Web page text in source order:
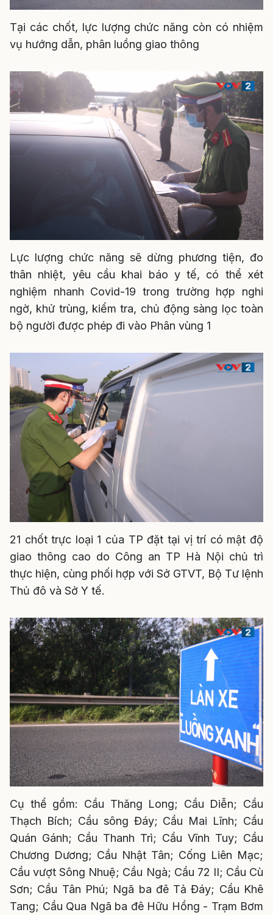
Tại các chốt, lực lượng chức năng còn có nhiệm
vụ hướng dẫn, phân luồng giao thông
Lực lượng chức năng sẽ dừng phương tiện, đo
thân nhiệt, yêu cầu khai báo y tế, có thể xét
nghiệm nhanh Covid-19 trong trường hợp nghi
ngờ, khử trùng, kiểm tra, chủ động sàng lọc toàn
bộ người được phép đi vào Phân vùng 1
21 chốt trực loại 1 của TP đặt tại vị trí có mật độ
giao thông cao do Công an TP Hà Nội chủ trì
thực hiện, cùng phối hợp với Sở GTVT, Bộ Tư lệnh
Thủ đô và Sở Y tế.
Cụ thể gồm: Cầu Thăng Long; Cầu Diễn; Cầu
Thạch Bích; Cầu sông Đáy; Cầu Mai Lĩnh; Cầu
Quán Gánh; Cầu Thanh Trì; Cầu Vĩnh Tuy; Cầu
Chương Dương; Cầu Nhật Tân; Cống Liên Mạc;
Cầu vượt Sông Nhuệ; Cầu Ngà; Cầu 72 II; Cầu Cù
Sơn; Cầu Tân Phú; Ngã ba đê Tả Đáy; Cầu Khê
Tang; Cầu Qua Ngã ba đê Hữu Hồng - Trạm Bơm